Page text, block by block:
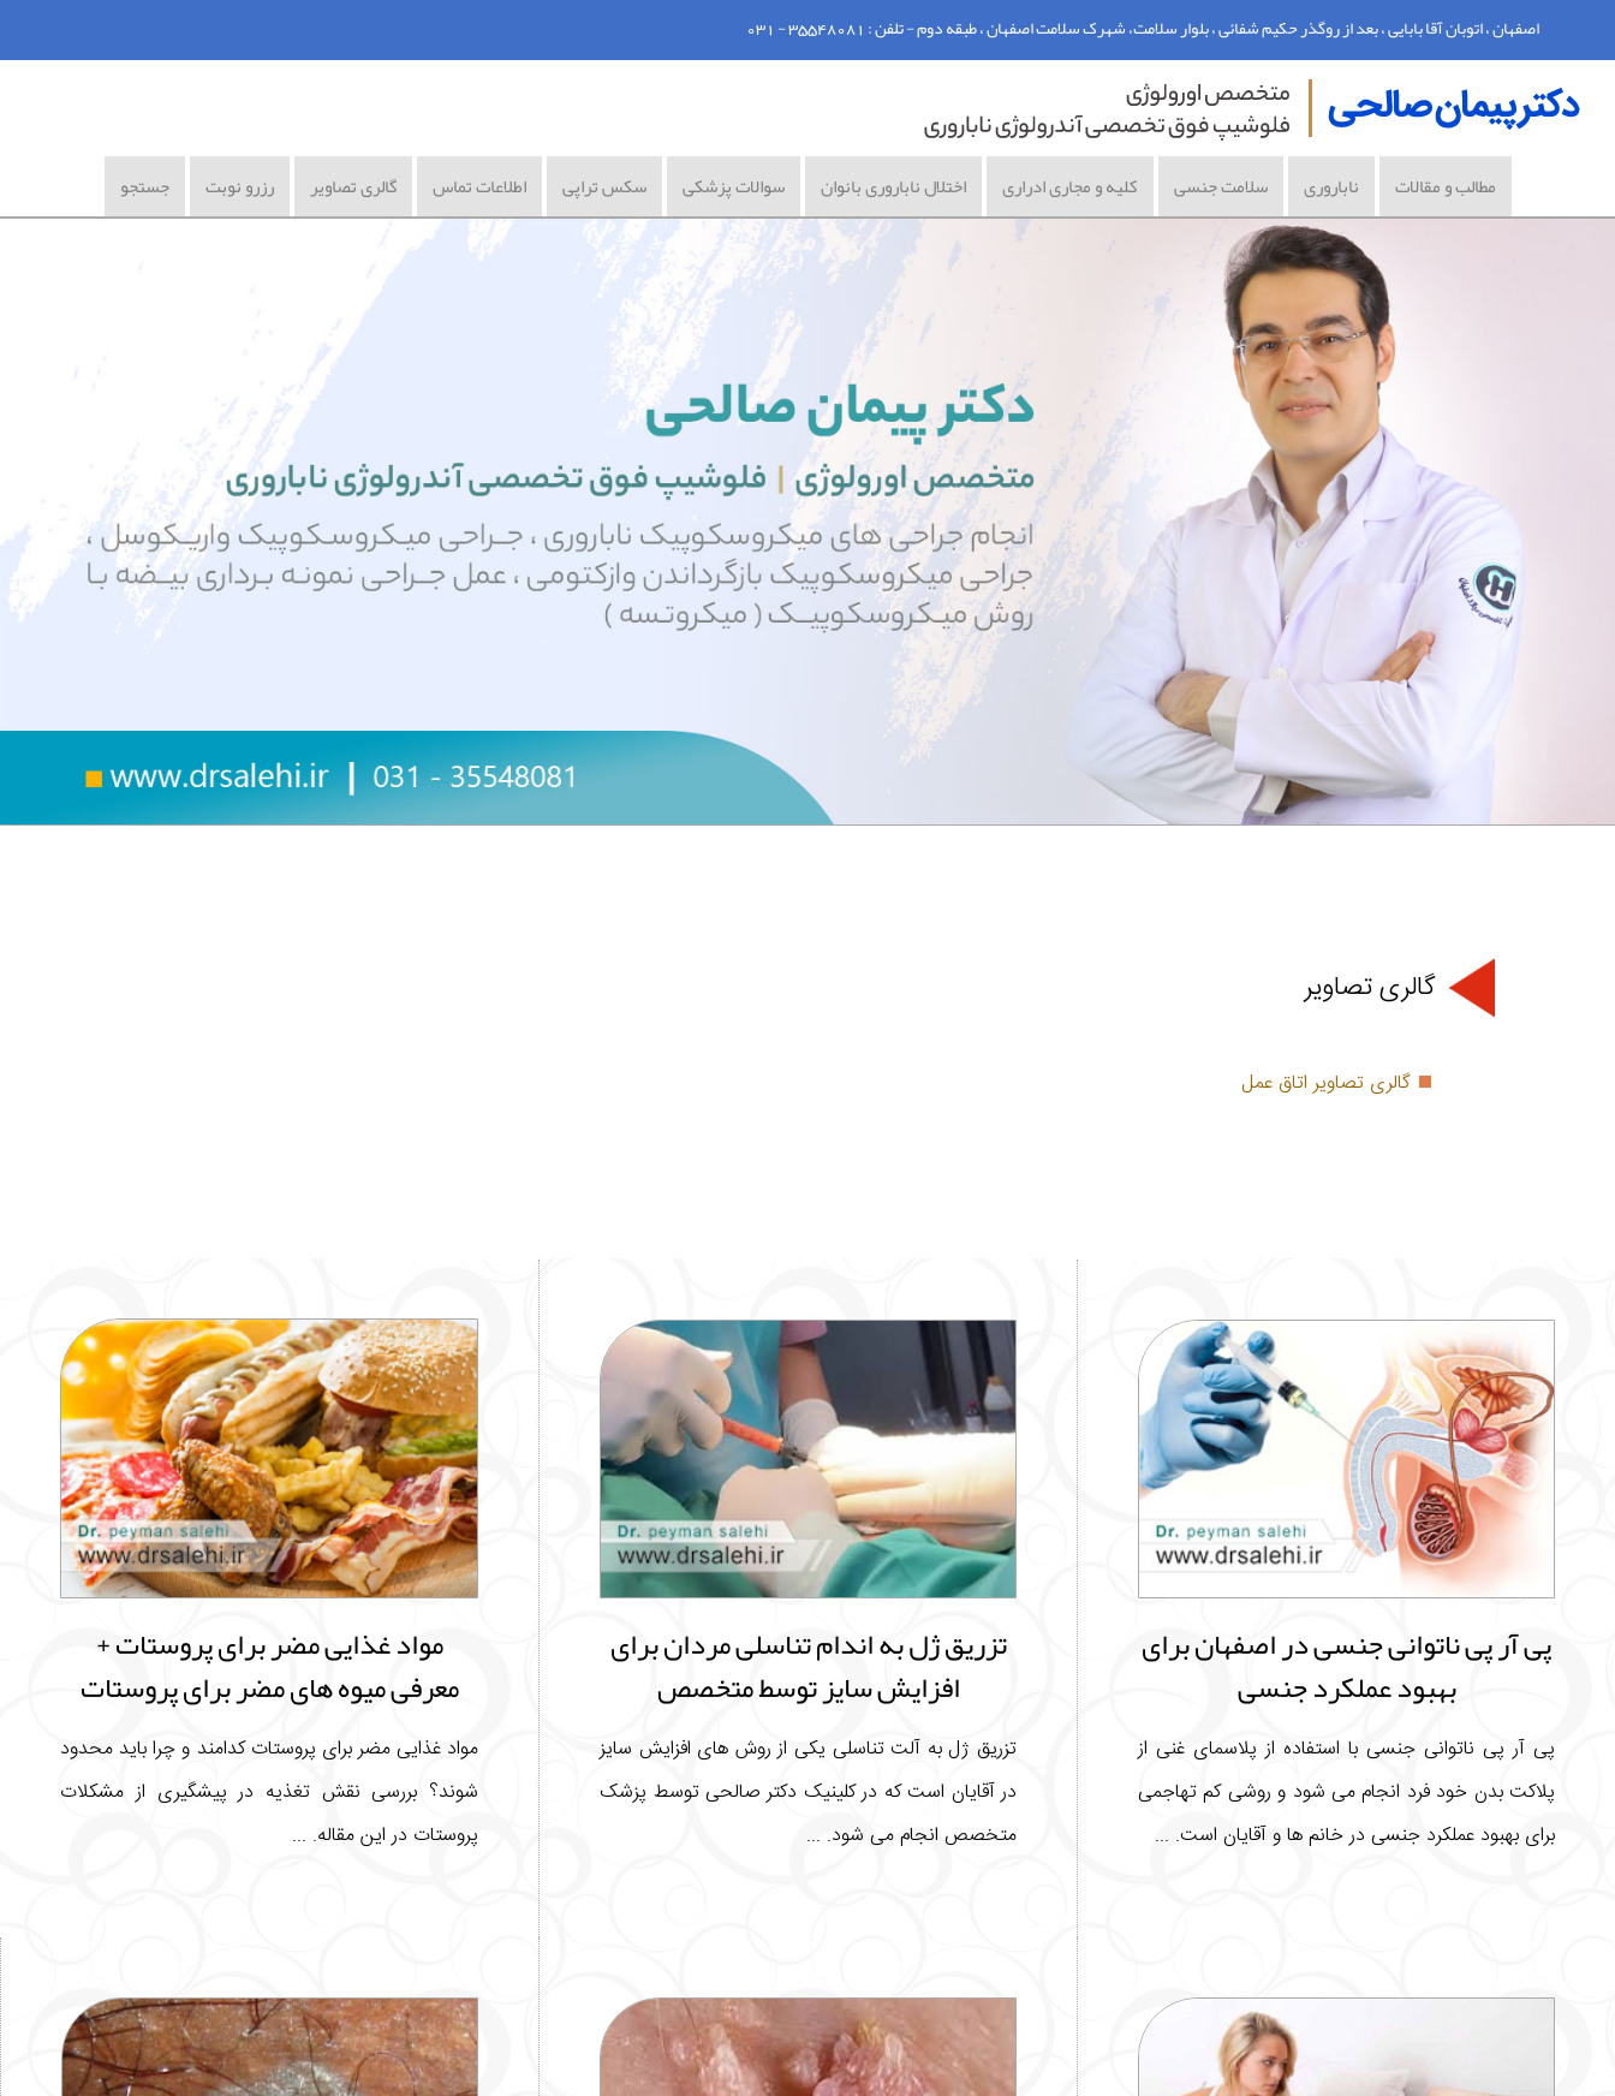
اصفهان ، اتوبان آقا بابایی ، بعد از روگذر حکیم شفائی ، بلوار سلامت، شهرک سلامت اصفهان ، طبقه دوم - تلفن : 35548081 - 031
مطالب و مقالات ناباروری سلامت جنسی کلیه و مجاری ادراری اختلال ناباروری بانوان سوالات پزشکی سکس تراپی اطلاعات تماس گالری تصاویر رزرو نوبت جستجو
گالری تصاویر
گالری تصاویر اتاق عمل
پی آر پی ناتوانی جنسی در اصفهان برای
بهبود عملکرد جنسی
پی آر پی ناتوانی جنسی با استفاده از پلاسمای غنی از
پلاکت بدن خود فرد انجام می شود و روشی کم تهاجمی
برای بهبود عملکرد جنسی در خانم ها و آقایان است. ...
تزریق ژل به اندام تناسلی مردان برای
افزایش سایز توسط متخصص
تزریق ژل به آلت تناسلی یکی از روش های افزایش سایز
در آقایان است که در کلینیک دکتر صالحی توسط پزشک
متخصص انجام می شود. ...
مواد غذایی مضر برای پروستات +
معرفی میوه های مضر برای پروستات
مواد غذایی مضر برای پروستات کدامند و چرا باید محدود
شوند؟ بررسی نقش تغذیه در پیشگیری از مشکلات
پروستات در این مقاله. ...